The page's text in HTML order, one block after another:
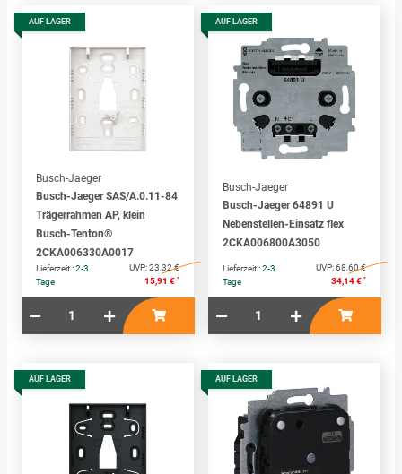
AUF LAGER
Busch-Jaeger
Busch-Jaeger SAS/A.0.11-84
Trägerrahmen AP, klein
Busch-Tenton®
2CKA006330A0017
Lieferzeit :2-3
Tage
UVP:23,32 €
15,91 € *
AUF LAGER
Busch-Jaeger
Busch-Jaeger 64891 U
Nebenstellen-Einsatz flex
2CKA006800A3050
Lieferzeit :2-3
Tage
UVP:68,60 €
34,14 € *
AUF LAGER AUF LAGER